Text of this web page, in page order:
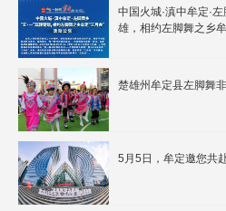
中国火城·滇中牟定·
雄，相约左脚舞之乡
楚雄州牟定县左脚舞
5月5日，牟定邀您共